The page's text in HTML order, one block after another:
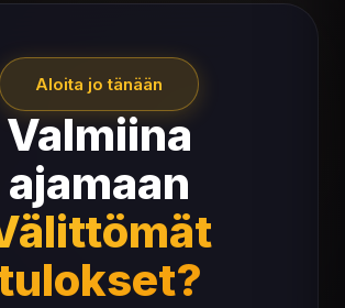
Aloita jo tänään
Valmiina
ajamaan